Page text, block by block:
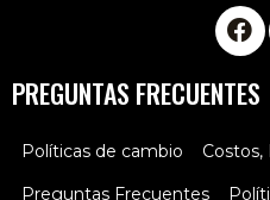
PREGUNTAS FRECUENTES
Políticas de cambio
Costos,
Preguntas Frecuentes